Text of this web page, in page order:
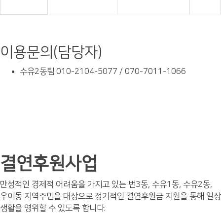
이용문의(담당자)
수유2동팀 010-2104-5077 / 070-7011-1066
결연후원사업
만성적인 경제적 어려움을 가지고 있는 번3동, 수유1동, 수유2동,
우이동 지역주민을 대상으로 정기적인 결연후원금 지원을 통해 일상
생활을 영위할 수 있도록 합니다.